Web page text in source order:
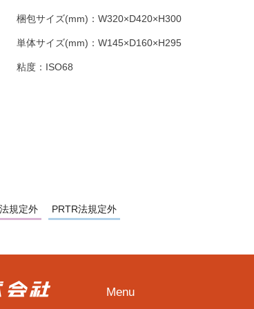
梱包サイズ(mm)： W320×D420×H300
単体サイズ(mm)： W145×D160×H295
粘度： ISO68
規定外 PRTR法規定外
Menu